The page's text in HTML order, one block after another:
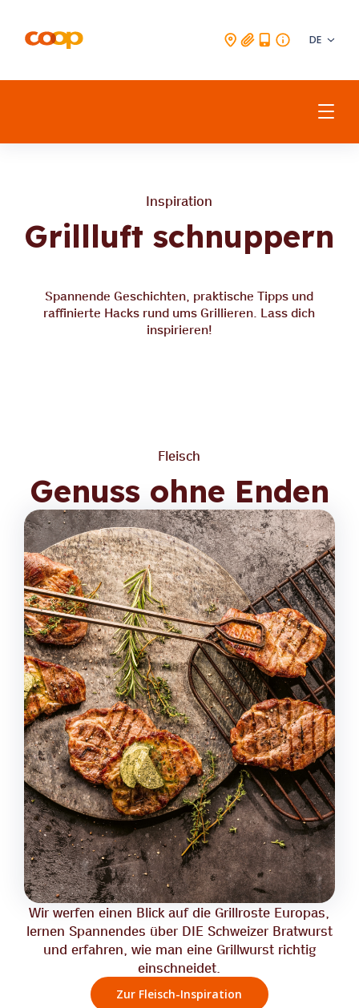
DE
Fleisch
Getränke
Fisch & Meeresfrüchte
Inspiration
Grillluft schnuppern
Spannende Geschichten, praktische Tipps und
raffinierte Hacks rund ums Grillieren. Lass dich
inspirieren!
Fleisch
Genuss ohne Enden
Wir werfen einen Blick auf die Grillroste Europas,
lernen Spannendes über DIE Schweizer Bratwurst
und erfahren, wie man eine Grillwurst richtig
einschneidet.
Zur Fleisch-Inspiration